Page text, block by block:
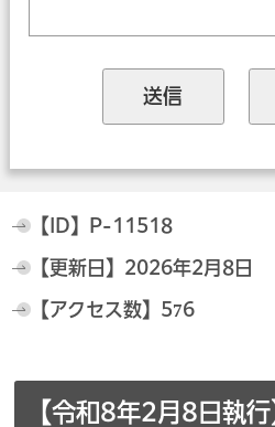
【ID】 P-11518
【更新日】 2026年2月8日
【アクセス数】 576
【令和8年2月8日執